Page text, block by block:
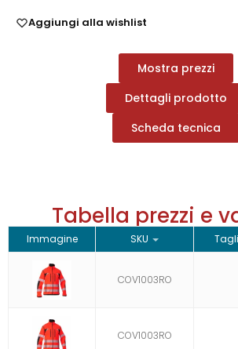
Aggiungi alla wishlist
Mostra prezzi
Dettagli prodotto
Scheda tecnica
Tabella prezzi e
Immagine SKU
COV1003RO
COV1003RO